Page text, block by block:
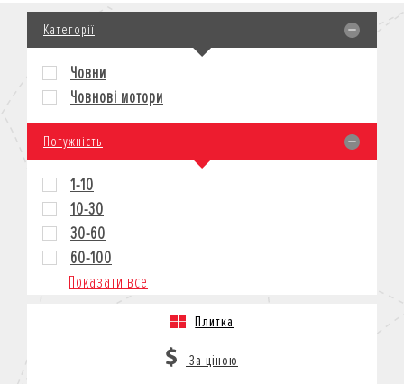
КРЕДИТ
СТРАХУВАННЯ
КОРПОРАТИВНИМ КЛІЄНТАМ
МОТОЦИКЛИ
СТРАХУВАННЯ
КОРПОРАТИВНИМ КЛІЄНТАМ
Категорії
Човни
Човнові мотори
Потужність
1-10
10-30
30-60
60-100
Показати все
Плитка
За ціною